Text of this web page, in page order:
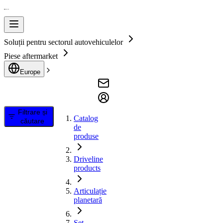
Soluții pentru sectorul autovehiculelor
Piese aftermarket
Europe
Filtrare și
căutare
Catalog
de
produse
Driveline
products
Articulație
planetară